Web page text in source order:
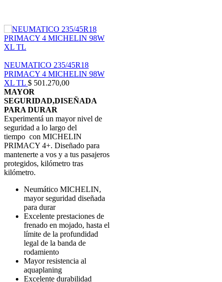
NEUMATICO 235/45R18
PRIMACY 4 MICHELIN 98W
XL TL $ 501.270,00
MAYOR
SEGURIDAD,DISEÑADA
PARA DURAR
Experimentá un mayor nivel de
seguridad a lo largo del
tiempo con MICHELIN
PRIMACY 4+. Diseñado para
mantenerte a vos y a tus pasajeros
protegidos, kilómetro tras
kilómetro.
Neumático MICHELIN,
mayor seguridad diseñada
para durar
Excelente prestaciones de
frenado en mojado, hasta el
límite de la profundidad
legal de la banda de
rodamiento
Mayor resistencia al
aquaplaning
Excelente durabilidad